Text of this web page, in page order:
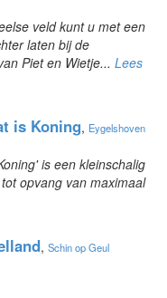
veld kunt u met een
laten bij de
Piet en Wietje... Lees
is Koning, Eygelshoven
is een kleinschalig
opvang van maximaal
, Schin op Geul